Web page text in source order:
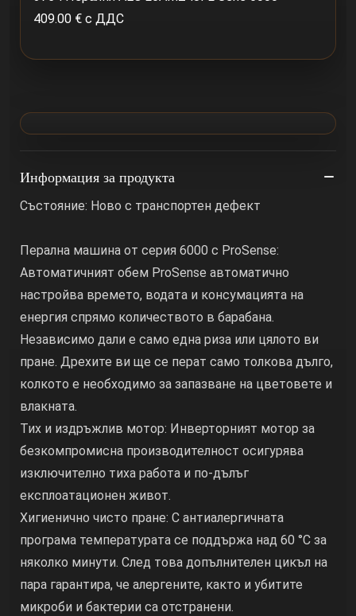
409.00 € с ДДС
Информация за продукта
Състояние: Ново с транспортен дефект
Перална машина от серия 6000 с ProSense:
Автоматичният обем ProSense автоматично
настройва времето, водата и консумацията на
енергия спрямо количеството в барабана.
Независимо дали е само една риза или цялото ви
пране. Дрехите ви ще се перат само толкова дълго,
колкото е необходимо за запазване на цветовете и
влакната.
Тих и издръжлив мотор: Инверторният мотор за
безкомпромисна производителност осигурява
изключително тиха работа и по-дълъг
експлоатационен живот.
Хигиенично чисто пране: С антиалергичната
програма температурата се поддържа над 60 °C за
няколко минути. След това допълнителен цикъл на
пара гарантира, че алергените, както и убитите
микроби и бактерии са отстранени.